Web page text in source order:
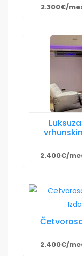
2.300€/
2.400€/
2.400€/